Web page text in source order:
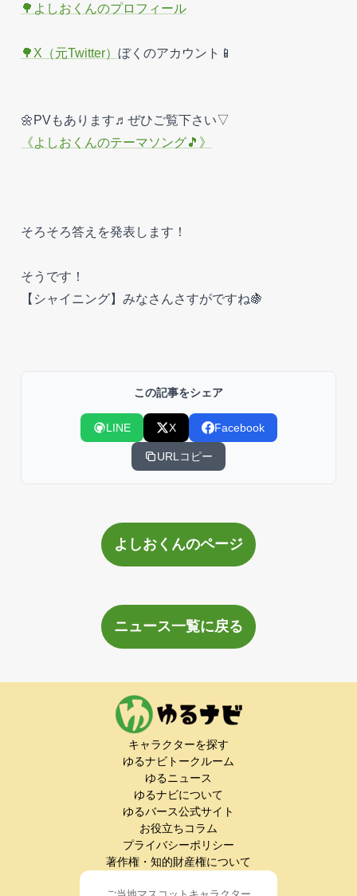
🌳よしおくんのプロフィール
🌳X（元Twitter） ぼくのアカウント📱
🌼PVもあります♬ぜひご覧下さい▽
《よしおくんのテーマソング🎵》
そろそろ答えを発表します！
そうです！
【シャイニング】みなさんさすがですね🍇
この記事をシェア
LINE X Facebook
URLコピー
よしおくんのページ
ニュース一覧に戻る
キャラクターを探す
ゆるナビトークルーム
ゆるニュース
ゆるナビについて
ゆるバース公式サイト
お役立ちコラム
プライバシーポリシー
著作権・知的財産権について